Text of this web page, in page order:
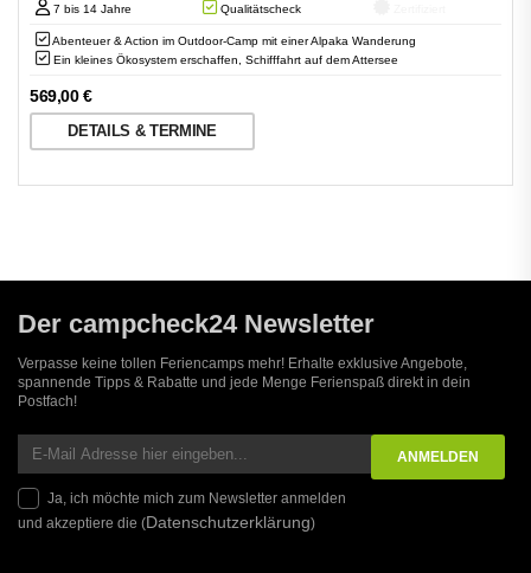
7 bis 14 Jahre Qualitätscheck
Abenteuer & Action im Outdoor-Camp mit einer Alpaka Wanderung
Ein kleines Ökosystem erschaffen, Schifffahrt auf dem Attersee
569,00€
DETAILS & TERMINE
Der campcheck24 Newsletter
Verpasse keine tollen Feriencamps mehr! Erhalte exklusive Angebote,
spannende Tipps & Rabatte und jede Menge Ferienspaß direkt in dein
Postfach!
Ja, ich möchte mich zum Newsletter anmelden
und akzeptiere die (Datenschutzerklärung)